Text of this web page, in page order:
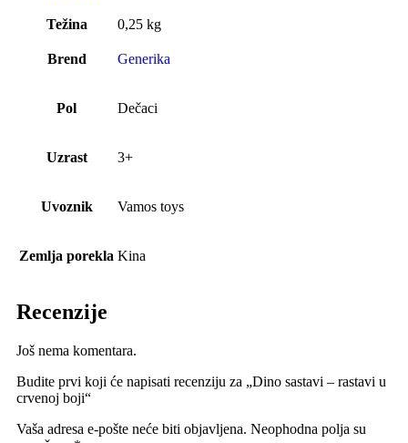
Težina 0,25 kg
Brend Generika
Pol Dečaci
Uzrast 3+
Uvoznik Vamos toys
Zemlja porekla Kina
Recenzije
Još nema komentara.
Budite prvi koji će napisati recenziju za „Dino sastavi – rastavi u
crvenoj boji“
Vaša adresa e-pošte neće biti objavljena. Neophodna polja su